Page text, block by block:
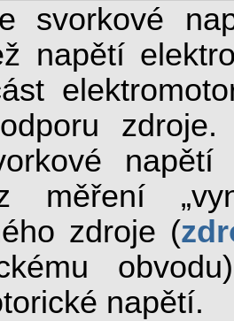
svorkové
napětí
měření
zdroje (
napětí.